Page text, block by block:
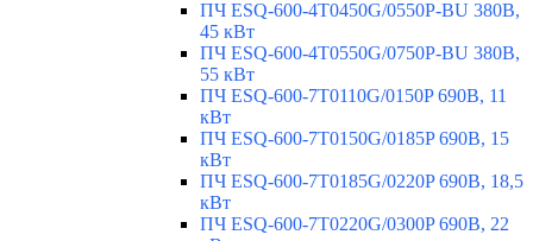
ПЧ ESQ-600-4T0450G/0550P-BU 380В,
45 кВт
ПЧ ESQ-600-4T0550G/0750P-BU 380В,
55 кВт
ПЧ ESQ-600-7T0110G/0150P 690В, 11
кВт
ПЧ ESQ-600-7T0150G/0185P 690В, 15
кВт
ПЧ ESQ-600-7T0185G/0220P 690В, 18,5
кВт
ПЧ ESQ-600-7T0220G/0300P 690В, 22